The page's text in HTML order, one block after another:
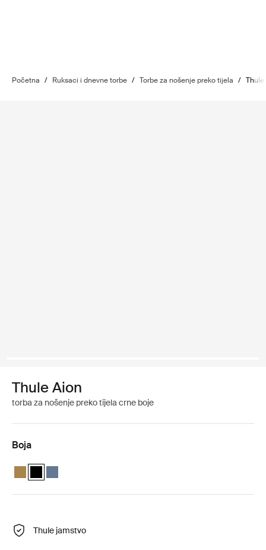
Početna / Ruksaci i dnevne torbe / Torbe za nošenje preko tijela / Thule
Thule Aion
torba za nošenje preko tijela crne boje
Boja
Thule Aion sling bag Nutria brown
Thule Aion sling bag Crna (selected)
Thule Aion sling bag Tamno siva
Thule jamstvo